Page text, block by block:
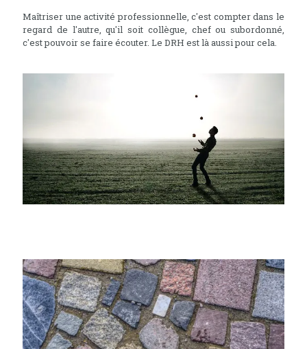
Maîtriser une activité professionnelle, c'est compter dans le
regard de l'autre, qu'il soit collègue, chef ou subordonné,
c'est pouvoir se faire écouter. Le DRH est là aussi pour cela.